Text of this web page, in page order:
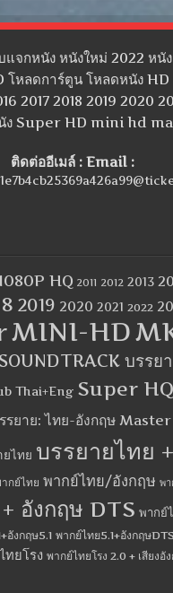
แจกหนัง หนังใหม่ 2022 หนั
โหลดการ์ตูน โหลดหนัง HD
2017 2018 2019 2020
นัง Super HD mini hd
ติดต่ออีเมล์ : Email :
HQ 2011 2012 2013
2019 2020 2021 2022
MINI-HD
บรรย
Thai+Eng Super HQ
รยาย: ไทย-อังกฤษ
ยไทย บรรยายไทย
กย์ไทย พากย์ไทย/อังกฤษ พา
อังกฤษ DTS พากย์
อังกฤษ5.1 พากย์ไทย5.1+อังกฤษDTS
ทยโรง พากย์ไทยโรง 2.0 + เสียงอั